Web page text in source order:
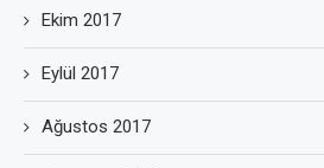
Ekim 2017
Eylül 2017
Ağustos 2017